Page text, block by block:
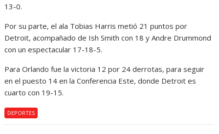
13-0.
Por su parte, el ala Tobias Harris metió 21 puntos por
Detroit, acompañado de Ish Smith con 18 y Andre Drummond
con un espectacular 17-18-5.
Para Orlando fue la victoria 12 por 24 derrotas, para seguir
en el puesto 14 en la Conferencia Este, donde Detroit es
cuarto con 19-15.
DEPORTES